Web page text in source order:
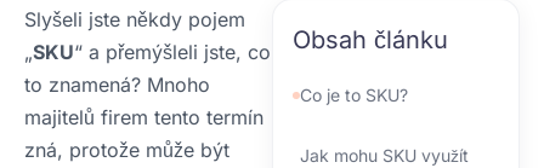
Slyšeli jste někdy pojem
„SKU“ a přemýšleli jste, co
to znamená? Mnoho
majitelů firem tento termín
zná, protože může být
Obsah článku
Co je to SKU?
Jak mohu SKU využít